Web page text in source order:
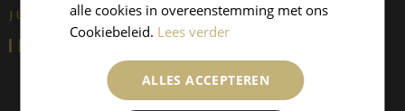
JUFFERMANS FINE ART IS:
alle cookies in overeenstemming met ons
Cookiebeleid. Lees verder
ALLES ACCEPTEREN